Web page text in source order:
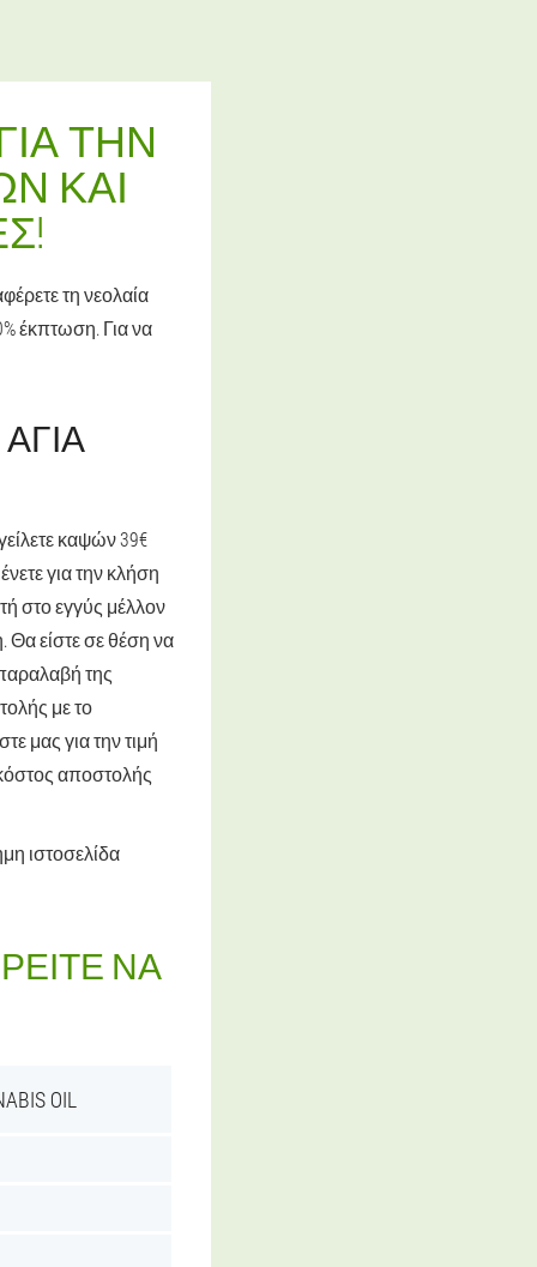
ΤΗΝ
ΚΑΙ
τη νεολαία
έκπτωση. Για να
καψών 39€
για την κλήση
στο εγγύς μέλλον
Θα είστε σε θέση να
της
με το
μας για την τιμή
αποστολής
ιστοσελίδα
ΝΑ
OIL